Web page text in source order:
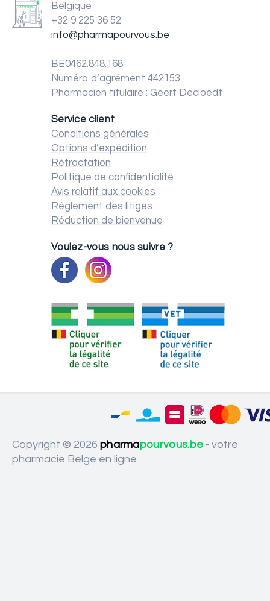
Belgique
+32 9 225 36 52
info@pharmapourvous.be
BE0462.848.168
Numéro d’agrément 442153
Pharmacien titulaire : Geert Decloedt
Service client
Conditions générales
Options d’expédition
Rétractation
Politique de confidentialité
Avis relatif aux cookies
Règlement des litiges
Réduction de bienvenue
Voulez-vous nous suivre ?
Copyright © 2026 pharmapourvous.be - votre
pharmacie Belge en ligne